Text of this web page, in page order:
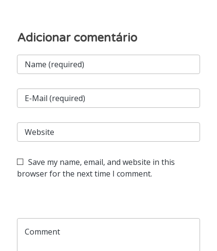
Save my name, email, and website in this
browser for the next time I comment.